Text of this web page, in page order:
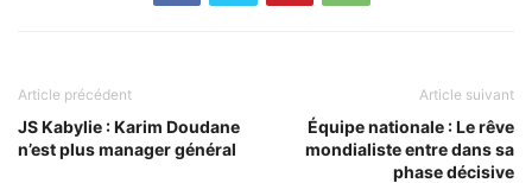
Article précédent
JS Kabylie : Karim Doudane
n’est plus manager général
Article suivant
Équipe nationale : Le rêve
mondialiste entre dans sa
phase décisive